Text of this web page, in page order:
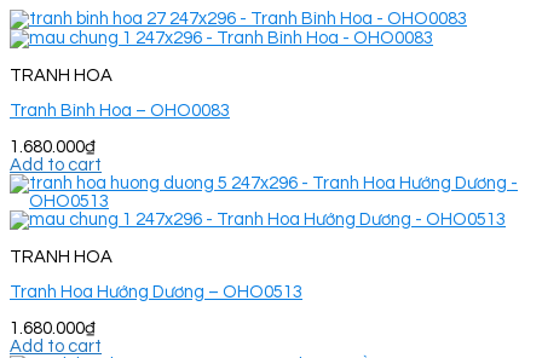
TRANH HOA
Tranh Bình Hoa – OHO0083
1.680.000₫
Add to cart
TRANH HOA
Tranh Hoa Hướng Dương – OHO0513
1.680.000₫
Add to cart